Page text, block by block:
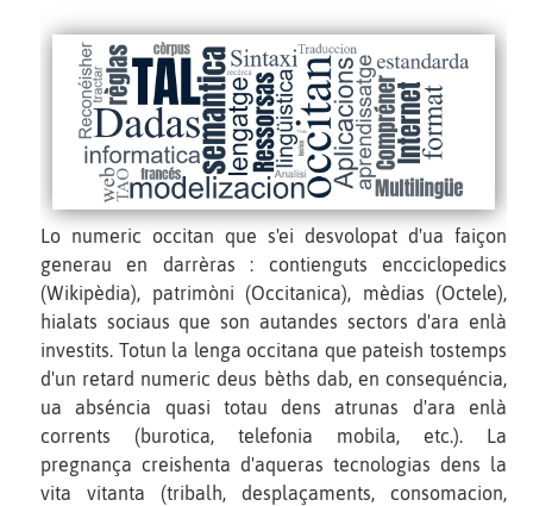
Lo numeric occitan que s'ei desvolopat d'ua faiçon
generau en darrèras : contienguts encciclopedics
(Wikipèdia), patrimòni (Occitanica), mèdias (Octele),
hialats sociaus que son autandes sectors d'ara enlà
investits. Totun la lenga occitana que pateish tostemps
d'un retard numeric deus bèths dab, en consequéncia,
ua abséncia quasi totau dens atrunas d'ara enlà
corrents (burotica, telefonia mobila, etc.). La
pregnança creishenta d'aqueras tecnologias dens la
vita vitanta (tribalh, desplaçaments, consomacion,